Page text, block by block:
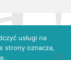
usługi na
strony oznacza,